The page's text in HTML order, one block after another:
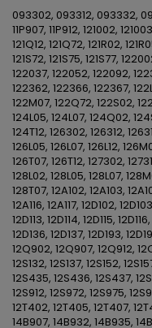
093302, 093312, 093332,
11P907, 11P912, 121002,
121Q12, 121Q72, 121R02,
121S72, 121S75, 121S77,
122037, 122052, 122092,
122362, 122366, 122367,
122M07, 122Q72, 122S02,
124L05, 124L07, 124Q02,
124T12, 126302, 126312,
126L05, 126L07, 126L12,
126T07, 126T12, 127302,
128L02, 128L05, 128L07,
128T07, 12A102, 12A103,
12A116, 12A117, 12D102,
12D113, 12D114, 12D115,
12D136, 12D137, 12D193,
12Q902, 12Q907, 12Q912,
12S132, 12S137, 12S152,
12S435, 12S436, 12S437,
12S912, 12S972, 12S975,
12T402, 12T405, 12T407,
14B907, 14B932, 14B935,